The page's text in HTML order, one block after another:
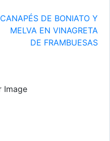
CANAPÉS DE BONIATO Y
MELVA EN VINAGRETA
DE FRAMBUESAS